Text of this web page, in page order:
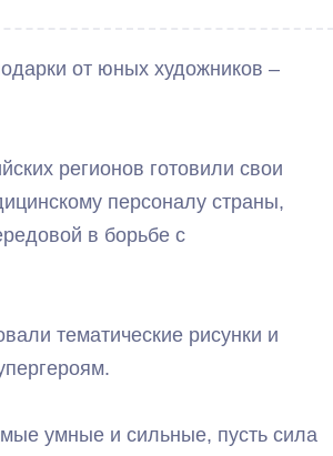
от юных художников –
регионов готовили свои
персоналу страны,
в борьбе с
тематические рисунки и
умные и сильные, пусть сила